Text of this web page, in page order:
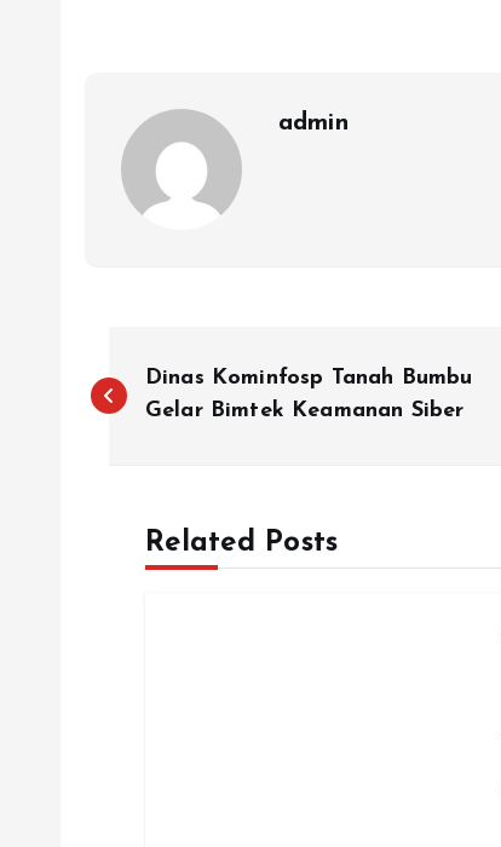
admin
a
Dinas Kominfosp Tanah Bumbu
Gelar Bimtek Keamanan Siber
Related Posts